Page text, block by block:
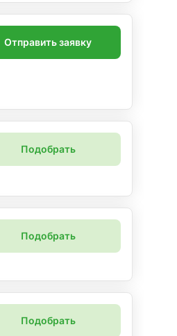
Отправить заявку
Подобрать
Подобрать
Подобрать